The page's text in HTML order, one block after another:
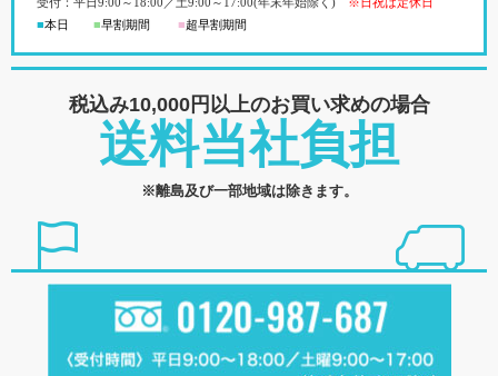
年末年始除く) ※日祝は定休日
■本日 ■早割期間 ■超早割期間
税込み10,000円以上のお買い求めの場合
送料当社負担
※離島及び一部地域は除きます。